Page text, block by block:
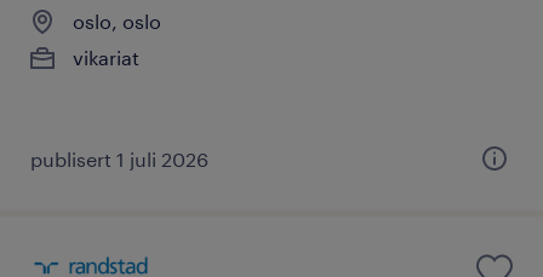
oslo, oslo
vikariat
publisert 1 juli 2026